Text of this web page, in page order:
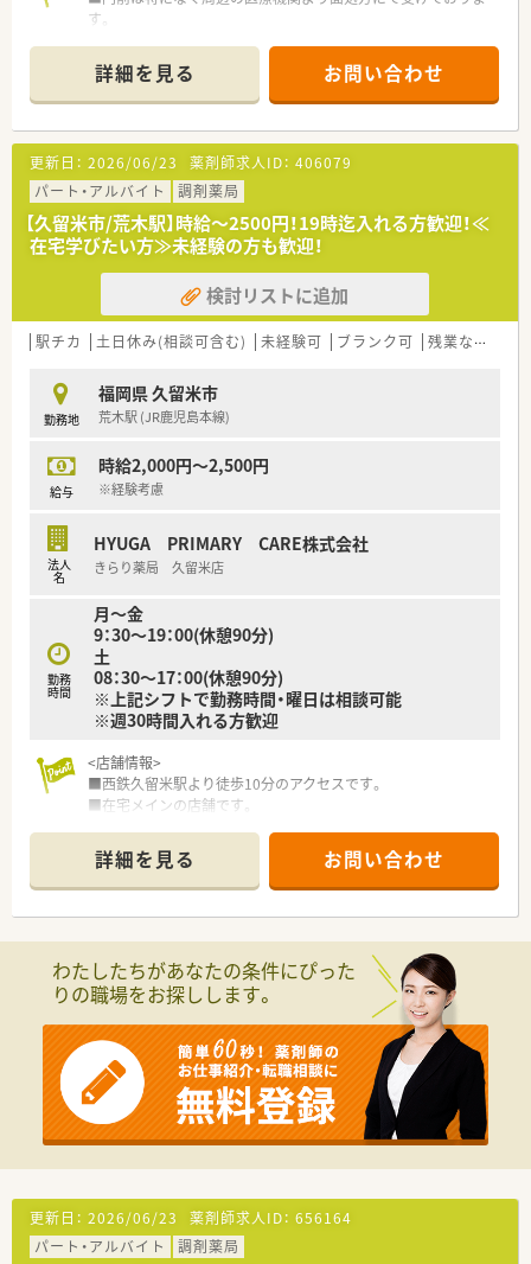
す。
■周辺にも姉妹店があり必要なお休みなど相談可能です。
詳細を見る お問い合わせ
更新日： 2026/06/23 薬剤師求人ID： 406079
パート・アルバイト
調剤薬局
【久留米市/荒木駅】時給～2500円！19時迄入れる方歓迎！≪
在宅学びたい方≫未経験の方も歓迎！
検討リストに追加
駅チカ 土日休み(相談可含む) 未経験可 ブランク可 残業なし(ほぼなし含む)
勤務地
福岡県 久留米市
荒木駅 (JR鹿児島本線)
給与
時給2,000円～2,500円
※経験考慮
法人
名
HYUGA PRIMARY CARE株式会社
きらり薬局 久留米店
勤務
時間
月～金
9：30～19：00(休憩90分)
土
08：30～17：00(休憩90分)
※上記シフトで勤務時間・曜日は相談可能
※週30時間入れる方歓迎
<店舗情報>
■西鉄久留米駅より徒歩10分のアクセスです。
■在宅メインの店舗です。
≪こんな会社です≫
■福岡県内を中心に25店舗展開しており、在宅に積極的な会社
です。
個人宅まで多岐に渡りますので薬剤師としてスキルを磨ける環
境です。
■ワークライフバランスを実現する為に様々な勤務形態があり
ます。結婚や出産、その他の環境の変化に応じた希望の勤務形態
を選択する事が可能ですので、無理なく就業する事ができます。
■教育・研修制度が充実しています。定期的な勉強会から階層別
研修、接遇研修、合宿研修など多岐にわたり、希望する研修に参
加することが可能ですので自分のペースでスキルアップする事
ができます。
詳細を見る お問い合わせ
わたしたちがあなたの条件にぴった
りの職場をお探しします。
更新日： 2026/06/23 薬剤師求人ID： 656164
パート・アルバイト
調剤薬局